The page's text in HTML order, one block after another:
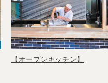
【オープンキッチン】